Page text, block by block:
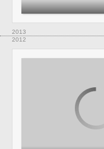
2013
2012